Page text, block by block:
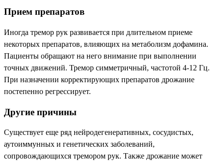
Прием препаратов
Иногда тремор рук развивается при длительном приеме
некоторых препаратов, влияющих на метаболизм дофамина.
Пациенты обращают на него внимание при выполнении
точных движений. Тремор симметричный, частотой 4-12 Гц.
При назначении корректирующих препаратов дрожание
постепенно регрессирует.
Другие причины
Существует еще ряд нейродегенеративных, сосудистых,
аутоиммунных и генетических заболеваний,
сопровождающихся тремором рук. Также дрожание может